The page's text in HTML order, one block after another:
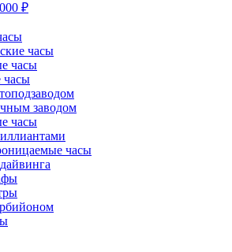
₽
часы
часы
часы
заводом
часы
часы